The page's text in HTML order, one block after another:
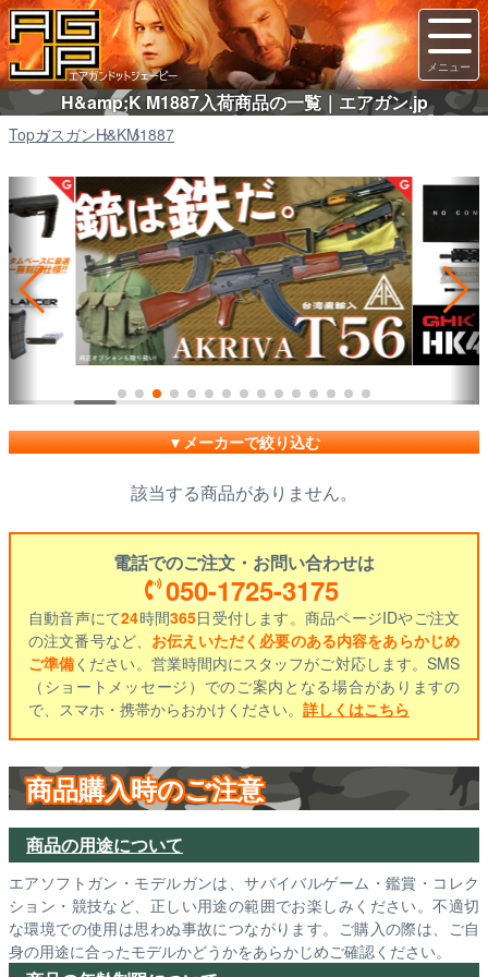
H&amp;K M1887入荷商品の一覧｜エアガン.jp
TopガスガンH&KM1887
メーカーで絞り込む
該当する商品がありません。
電話でのご注文・お問い合わせは
050-1725-3175
自動音声にて24時間365日受付します。商品ページIDやご注文
の注文番号など、 お伝えいただく必要のある内容をあらかじめ
ご準備ください。営業時間内にスタッフがご対応します。SMS
（ショートメッセージ）でのご案内となる場合がありますの
で、スマホ・携帯からおかけください。 詳しくはこちら
商品購入時のご注意
商品の用途について
エアソフトガン・モデルガンは、サバイバルゲーム・鑑賞・コレク
ション・競技など、正しい用途の範囲でお楽しみください。不適切
な環境での使用は思わぬ事故につながります。ご購入の際は、ご自
身の用途に合ったモデルかどうかをあらかじめご確認ください。